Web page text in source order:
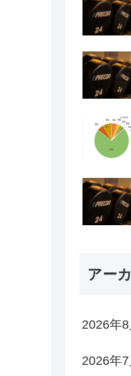
アー
2026年8
2026年7